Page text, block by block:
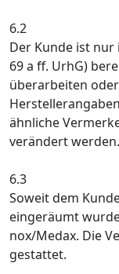
6.2
Der Kunde ist nur
69 a ff. UrhG)
überarbeiten
ähnliche
verändert werden.
6.3
Soweit dem
eingeräumt
nox/Medax. Die
gestattet.